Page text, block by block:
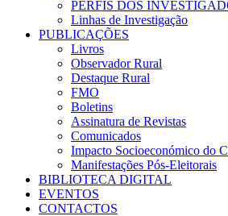
PERFIS DOS
Linhas de Investigação
PUBLICAÇÕES
Livros
Observador Rural
Destaque Rural
FMO
Boletins
Assinatura de Revistas
Comunicados
Impacto Socioeconómico do
Manifestações Pós-Eleitorais
BIBLIOTECA DIGITAL
EVENTOS
CONTACTOS